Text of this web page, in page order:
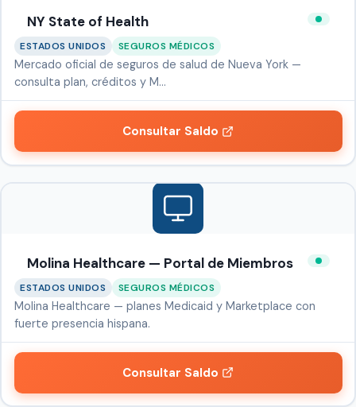
NY State of Health
ESTADOS UNIDOS SEGUROS MÉDICOS
Mercado oficial de seguros de salud de Nueva York —
consulta plan, créditos y M…
Consultar Saldo
Molina Healthcare — Portal de Miembros
ESTADOS UNIDOS SEGUROS MÉDICOS
Molina Healthcare — planes Medicaid y Marketplace con
fuerte presencia hispana.
Consultar Saldo